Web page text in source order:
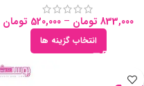
833,000 تومان –
520,000 تومان
انتخاب گزینه ها